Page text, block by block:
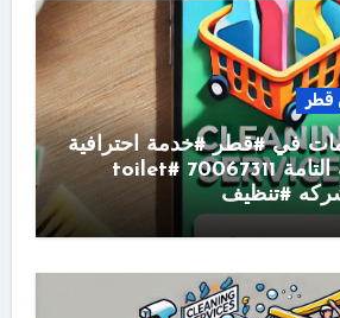
قطر
في #قطر #خدمة احترافية
لضمان النظافة التامة 70067311 #toilet